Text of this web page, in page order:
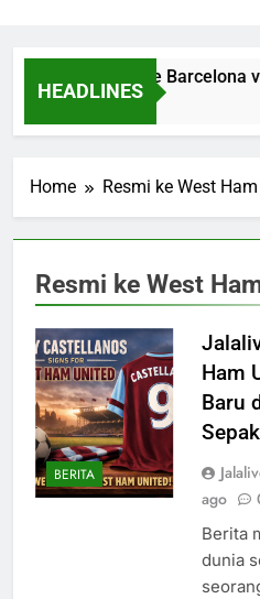
HEADLINES
Streaming Jalalive Barcelona
11 Hours Ago
Home Resmi ke West
Resmi ke West
BERITA
Ham
Baru
ago
Berita
dunia